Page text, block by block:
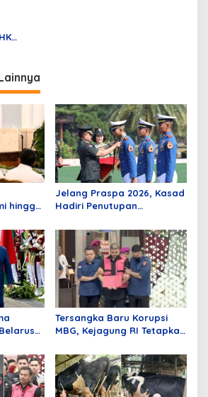
hingga
Jelang Praspa 2026, Kasad
Hadiri Penutupan
TNI
Tersangka Baru Korupsi
MBG, Kejagung RI Tetapkan